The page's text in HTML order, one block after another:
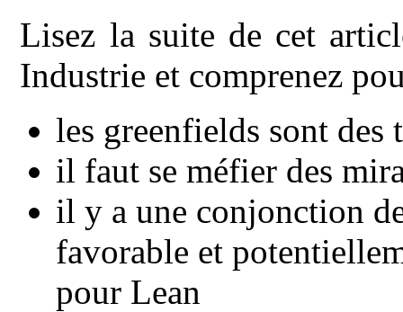
Lisez la suite de cet
Industrie et comprenez
les greenfields sont
il faut se méfier des
il y a une conjonction
favorable et
pour Lean